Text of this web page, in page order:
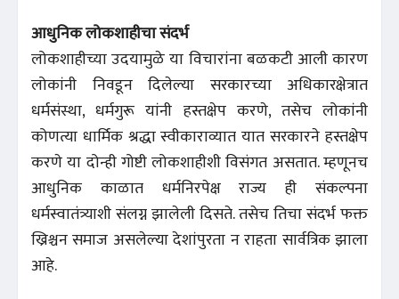
आधुनिक लोकशाहीचा संदर्भ
लोकशाहीच्या उदयामुळे या विचारांना बळकटी आली कारण
लोकांनी निवडून दिलेल्या सरकारच्या अधिकारक्षेत्रात
धर्मसंस्था, धर्मगुरू यांनी हस्तक्षेप करणे, तसेच लोकांनी
कोणत्या धार्मिक श्रद्धा स्वीकाराव्यात यात सरकारने हस्तक्षेप
करणे या दोन्ही गोष्टी लोकशाहीशी विसंगत असतात. म्हणूनच
आधुनिक काळात धर्मनिरपेक्ष राज्य ही संकल्पना
धर्मस्वातंत्र्याशी संलग्न झालेली दिसते. तसेच तिचा संदर्भ फक्त
ख्रिश्चन समाज असलेल्या देशांपुरता न राहता सार्वत्रिक झाला
आहे.